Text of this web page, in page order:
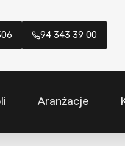
94 343 39 00
Aranżacje